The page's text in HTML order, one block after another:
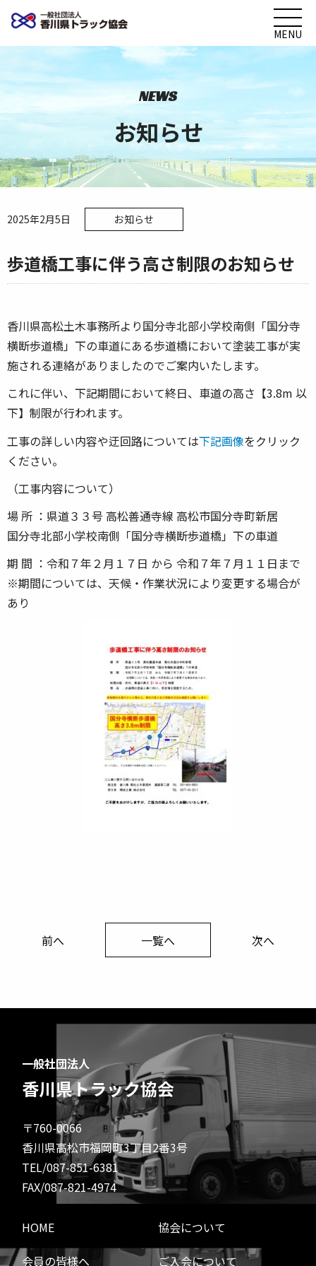
MENU
NEWS
お知らせ
2025年2月5日 お知らせ
歩道橋工事に伴う高さ制限のお知らせ
香川県高松土木事務所より国分寺北部小学校南側「国分寺
横断歩道橋」下の車道にある歩道橋において塗装工事が実
施される連絡がありましたのでご案内いたします。
これに伴い、下記期間において終日、車道の高さ【3.8m 以
下】制限が行われます。
工事の詳しい内容や迂回路については下記画像をクリック
ください。
（工事内容について）
場 所 ：県道３３号 高松善通寺線 高松市国分寺町新居
国分寺北部小学校南側「国分寺横断歩道橋」下の車道
期 間 ：令和７年２月１７日 から 令和７年７月１１日まで
※期間については、天候・作業状況により変更する場合が
あり
前へ 一覧へ 次へ
一般社団法人
香川県トラック協会
〒760-0066
香川県高松市福岡町3丁目2番3号
TEL/087-851-6381
FAX/087-821-4974
HOME
協会について
会員の皆様へ
ご入会について